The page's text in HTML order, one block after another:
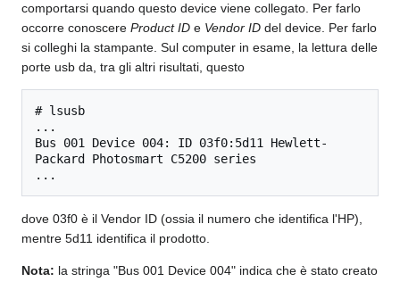
comportarsi quando questo device viene collegato. Per farlo
occorre conoscere Product ID e Vendor ID del device. Per farlo
si colleghi la stampante. Sul computer in esame, la lettura delle
porte usb da, tra gli altri risultati, questo
# lsusb
...
Bus 001 Device 004: ID 03f0:5d11 Hewlett-
Packard Photosmart C5200 series
dove 03f0 è il Vendor ID (ossia il numero che identifica l'HP),
mentre 5d11 identifica il prodotto.
Nota: la stringa "Bus 001 Device 004" indica che è stato creato